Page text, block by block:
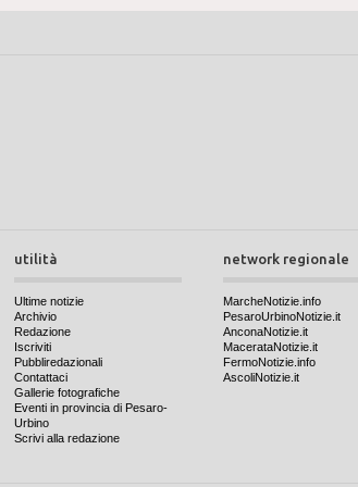
utilità
Ultime notizie
Archivio
Redazione
Iscriviti
Pubbliredazionali
Contattaci
Gallerie fotografiche
Eventi in provincia di Pesaro-
Urbino
Scrivi alla redazione
network regionale
MarcheNotizie.info
PesaroUrbinoNotizie.it
AnconaNotizie.it
MacerataNotizie.it
FermoNotizie.info
AscoliNotizie.it